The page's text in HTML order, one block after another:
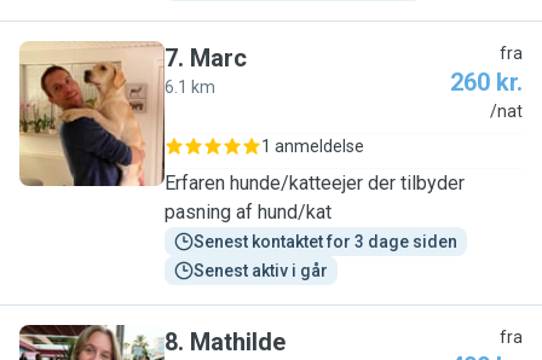
M
7. Marc
6.1 km
fra
260 kr.
/nat
1 anmeldelse
Erfaren hunde/katteejer der tilbyder
pasning af hund/kat
Senest kontaktet for 3 dage siden
Senest aktiv i går
8. Mathilde fra